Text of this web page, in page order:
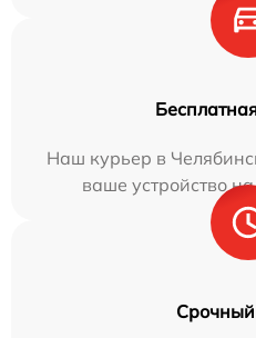
Наш курьер в
ваше устройство